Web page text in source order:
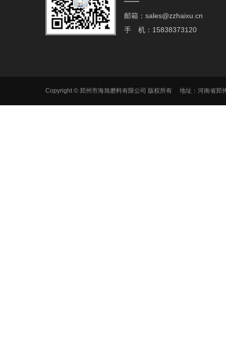
邮箱：sales@zzhaixu.cn
手 机：15838373120
Copyright © 郑州市海旭磨料有限公司 版权所有 地址：河南省